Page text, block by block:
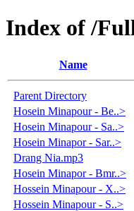
Index of /
Name
Parent Directory
Hosein Minapour - Be..>
Hosein Minapour - Sa..>
Hosein Minapor - Sar..>
Drang Nia.mp3
Hosein Minapor - Bmr..>
Hossein Minapour - X..>
Hossein Minapour - S..>